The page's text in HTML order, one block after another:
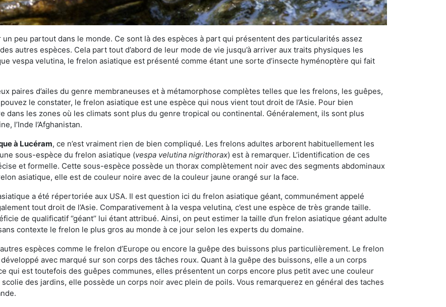
peu partout dans le monde. Ce sont là des espèces à part qui présentent des particularités assez
autres espèces. Cela part tout d’abord de leur mode de vie jusqu’à arriver aux traits physiques les
vespa velutina, le frelon asiatique est présenté comme étant une sorte d’insecte hyménoptère qui fait
paires d’ailes du genre membraneuses et à métamorphose complètes telles que les frelons, les guêpes,
le constater, le frelon asiatique est une espèce qui nous vient tout droit de l’Asie. Pour bien
dans les zones où les climats sont plus du genre tropical ou continental. Généralement, ils sont plus
l’Inde l’Afghanistan.
à Lucéram, ce n’est vraiment rien de bien compliqué. Les frelons adultes arborent habituellement les
sous-espèce du frelon asiatique (vespa velutina nigrithorax) est à remarquer. L’identification de ces
et formelle. Cette sous-espèce possède un thorax complètement noir avec des segments abdominaux
asiatique, elle est de couleur noire avec de la couleur jaune orangé sur la face.
a été répertoriée aux USA. Il est question ici du frelon asiatique géant, communément appelé
tout droit de l’Asie. Comparativement à la vespa velutina, c’est une espèce de très grande taille.
de qualificatif ‘’géant’’ lui étant attribué. Ainsi, on peut estimer la taille d’un frelon asiatique géant adulte
contexte le frelon le plus gros au monde à ce jour selon les experts du domaine.
espèces comme le frelon d’Europe ou encore la guêpe des buissons plus particulièrement. Le frelon
avec marqué sur son corps des tâches roux. Quant à la guêpe des buissons, elle a un corps
qui est toutefois des guêpes communes, elles présentent un corps encore plus petit avec une couleur
des jardins, elle possède un corps noir avec plein de poils. Vous remarquerez en général des taches